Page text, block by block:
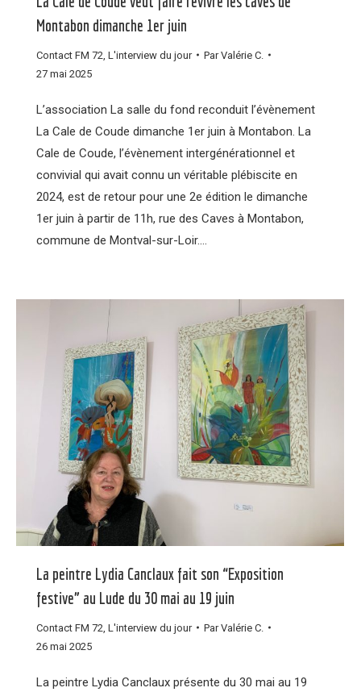
Montabon dimanche 1er juin
Contact FM 72 L'interview du jour ParValérie C.
27 mai 2025
L’association La salle du fond reconduit l’évènement
La Cale de Coude dimanche 1er juin à Montabon. La
Cale de Coude, l’évènement intergénérationnel et
convivial qui avait connu un véritable plébiscite en
2024, est de retour pour une 2e édition le dimanche
1er juin à partir de 11h, rue des Caves à Montabon,
commune de Montval-sur-Loir.…
La peintre Lydia Canclaux fait son “Exposition
festive” au Lude du 30 mai au 19 juin
Contact FM 72 L'interview du jour ParValérie C.
26 mai 2025
La peintre Lydia Canclaux présente du 30 mai au 19